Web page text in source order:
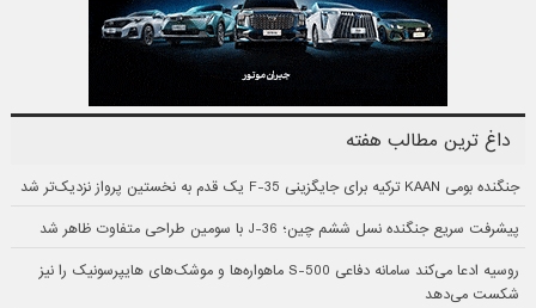
داغ ترین مطالب هفته
جنگنده بومی KAAN ترکیه برای جایگزینی F-35 یک قدم به نخستین پرواز نزدیک‌تر شد
پیشرفت سریع جنگنده نسل ششم چین؛ J-36 با سومین طراحی متفاوت ظاهر شد
روسیه ادعا می‌کند سامانه دفاعی S-500 ماهواره‌ها و موشک‌های هایپرسونیک را نیز
شکست می‌دهد